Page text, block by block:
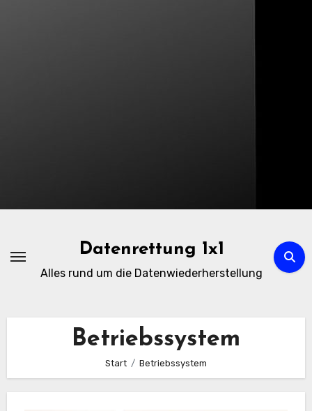
Datenrettung 1x1
Alles rund um die Datenwiederherstellung
Betriebssystem
Start Betriebssystem